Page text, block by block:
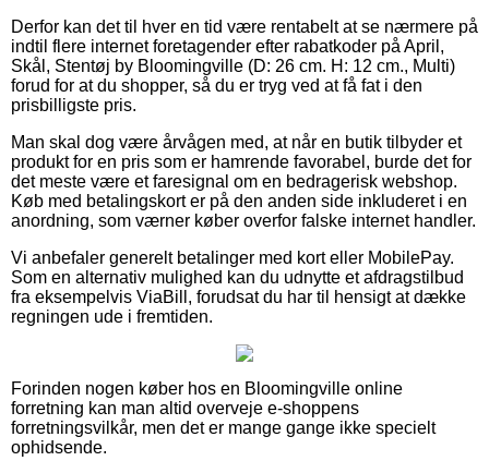
Derfor kan det til hver en tid være rentabelt at se nærmere på
indtil flere internet foretagender efter rabatkoder på April,
Skål, Stentøj by Bloomingville (D: 26 cm. H: 12 cm., Multi)
forud for at du shopper, så du er tryg ved at få fat i den
prisbilligste pris.
Man skal dog være årvågen med, at når en butik tilbyder et
produkt for en pris som er hamrende favorabel, burde det for
det meste være et faresignal om en bedragerisk webshop.
Køb med betalingskort er på den anden side inkluderet i en
anordning, som værner køber overfor falske internet handler.
Vi anbefaler generelt betalinger med kort eller MobilePay.
Som en alternativ mulighed kan du udnytte et afdragstilbud
fra eksempelvis ViaBill, forudsat du har til hensigt at dække
regningen ude i fremtiden.
Forinden nogen køber hos en Bloomingville online
forretning kan man altid overveje e-shoppens
forretningsvilkår, men det er mange gange ikke specielt
ophidsende.